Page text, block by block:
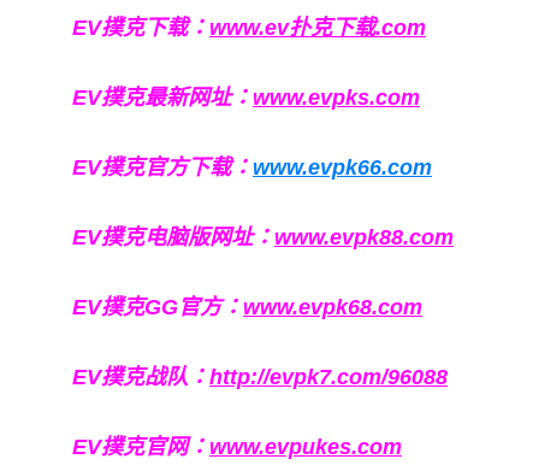
EV撲克下载： www.ev扑克下载.com
EV撲克最新网址： www.evpks.com
EV撲克官方下载： www.evpk66.com
EV撲克电脑版网址： www.evpk88.com
EV撲克GG官方： www.evpk68.com
EV撲克战队： http://evpk7.com/96088
EV撲克官网： www.evpukes.com